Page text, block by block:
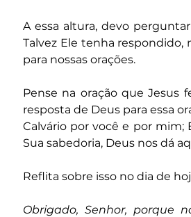
A essa altura, devo
Talvez Ele tenha respondido,
para nossas orações.
Pense na oração que Jesus
resposta de Deus para essa
Calvário por você e por
Sua sabedoria, Deus nos dá
Reflita sobre isso no dia de
Obrigado, Senhor, porque